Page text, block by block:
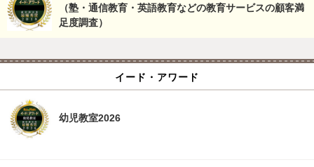
（塾・通信教育・英語教育などの教育サービスの顧客満
足度調査）
イード・アワード
幼児教室2026